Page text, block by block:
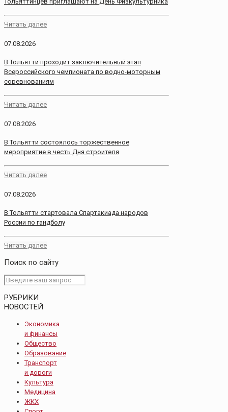
Читать далее
07.08.2026
В Тольятти проходит заключительный этап
Всероссийского чемпионата по водно-моторным
соревнованиям
Читать далее
07.08.2026
В Тольятти состоялось торжественное
мероприятие в честь Дня строителя
Читать далее
07.08.2026
В Тольятти стартовала Спартакиада народов
России по гандболу
Читать далее
Поиск по сайту
РУБРИКИ
НОВОСТЕЙ
Экономика
и финансы
Общество
Образование
Транспорт
и дороги
Культура
Медицина
ЖКХ